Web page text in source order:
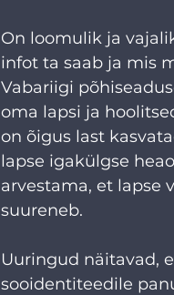
On loomulik ja
infot ta saab ja mis
Vabariigi
oma lapsi ja
on õigus last
lapse igakülgse
arvestama, et lapse
suureneb.
Uuringud näitavad,
sooidentiteedile